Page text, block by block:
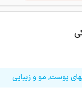
پوست, مو و زیبایی